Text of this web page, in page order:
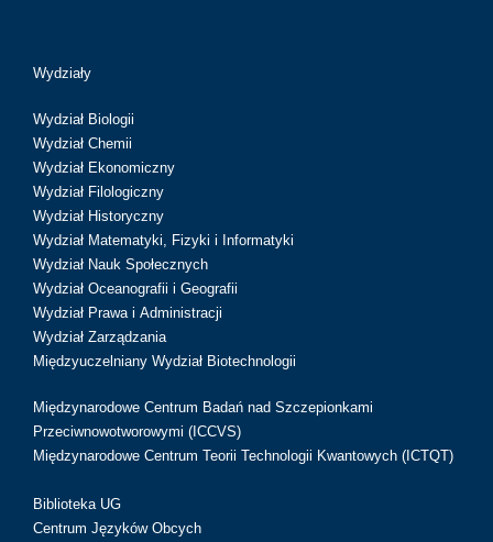
Wydziały
Wydział Biologii
Wydział Chemii
Wydział Ekonomiczny
Wydział Filologiczny
Wydział Historyczny
Wydział Matematyki, Fizyki i Informatyki
Wydział Nauk Społecznych
Wydział Oceanografii i Geografii
Wydział Prawa i Administracji
Wydział Zarządzania
Międzyuczelniany Wydział Biotechnologii
Międzynarodowe Centrum Badań nad Szczepionkami
Przeciwnowotworowymi (ICCVS)
Międzynarodowe Centrum Teorii Technologii Kwantowych (ICTQT)
Biblioteka UG
Centrum Języków Obcych